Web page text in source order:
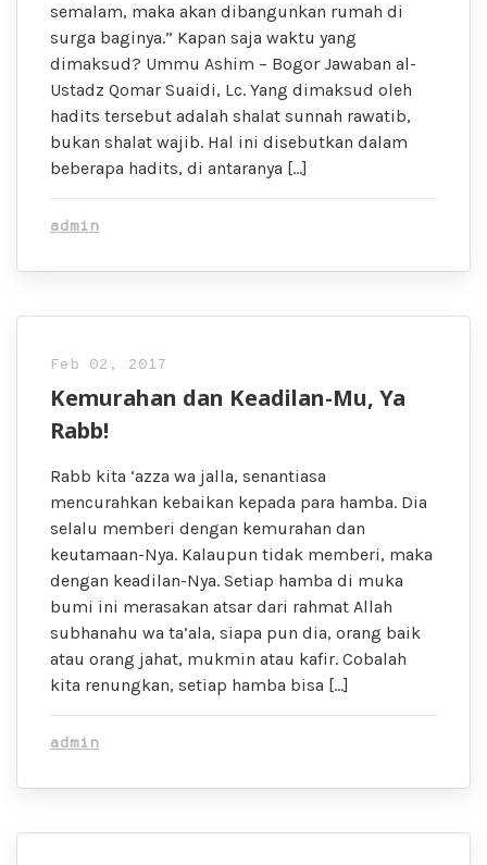
semalam, maka akan dibangunkan rumah di
surga baginya.” Kapan saja waktu yang
dimaksud? Ummu Ashim – Bogor Jawaban al-
Ustadz Qomar Suaidi, Lc. Yang dimaksud oleh
hadits tersebut adalah shalat sunnah rawatib,
bukan shalat wajib. Hal ini disebutkan dalam
beberapa hadits, di antaranya […]
admin
Feb 02, 2017
Kemurahan dan Keadilan-Mu, Ya
Rabb!
Rabb kita ‘azza wa jalla, senantiasa
mencurahkan kebaikan kepada para hamba. Dia
selalu memberi dengan kemurahan dan
keutamaan-Nya. Kalaupun tidak memberi, maka
dengan keadilan-Nya. Setiap hamba di muka
bumi ini merasakan atsar dari rahmat Allah
subhanahu wa ta’ala, siapa pun dia, orang baik
atau orang jahat, mukmin atau kafir. Cobalah
kita renungkan, setiap hamba bisa […]
admin